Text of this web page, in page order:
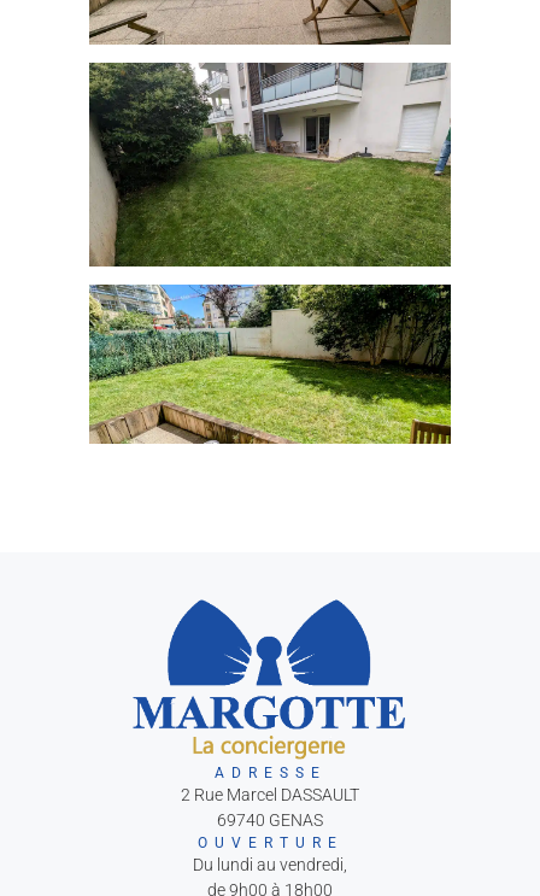
ADRESSE
2 Rue Marcel DASSAULT
69740 GENAS
OUVERTURE
Du lundi au vendredi,
de 9h00 à 18h00